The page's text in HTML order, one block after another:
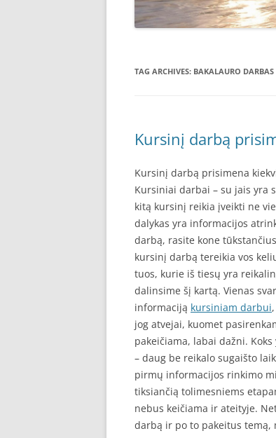
TAG ARCHIVES: BAKALAURO DARBAS
Kursinį darbą
Kursinį darbą prisimena
Kursiniai darbai – su jais yra
kitą kursinį reikia įveikti ne
dalykas yra informacijos
darbą, rasite kone
kursinį darbą tereikia vos
tuos, kurie iš tiesų yra
dalinsime šį kartą. Vienas
informaciją kursiniam darbui
jog atvejai, kuomet
pakeičiama, labai dažni.
– daug be reikalo sugaišto
pirmų informacijos rinkimo
tiksiančią tolimesniems
nebus keičiama ir ateityje.
darbą ir po to pakeitus temą,